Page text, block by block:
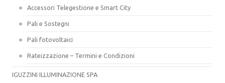
Accessori Telegestione e Smart City
Pali e Sostegni
Pali fotovoltaici
Rateizzazione – Termini e Condizioni
IGUZZINI ILLUMINAZIONE SPA